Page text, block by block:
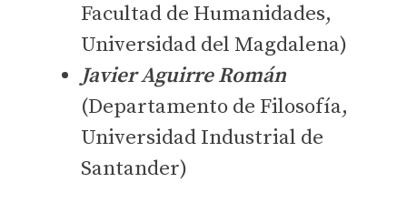
Facultad de Humanidades,
Universidad del Magdalena)
Javier Aguirre Román
(Departamento de Filosofía,
Universidad Industrial de
Santander)